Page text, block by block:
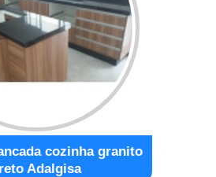
cozinha granito
Adalgisa